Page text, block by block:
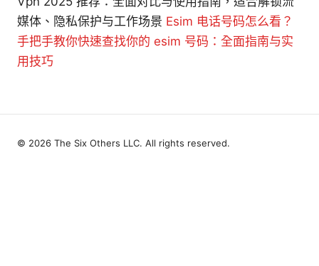
媒体、隐私保护与工作场景 Esim 电话号码怎么看？
手把手教你快速查找你的 esim 号码：全面指南与实
用技巧
© 2026 The Six Others LLC. All rights reserved.